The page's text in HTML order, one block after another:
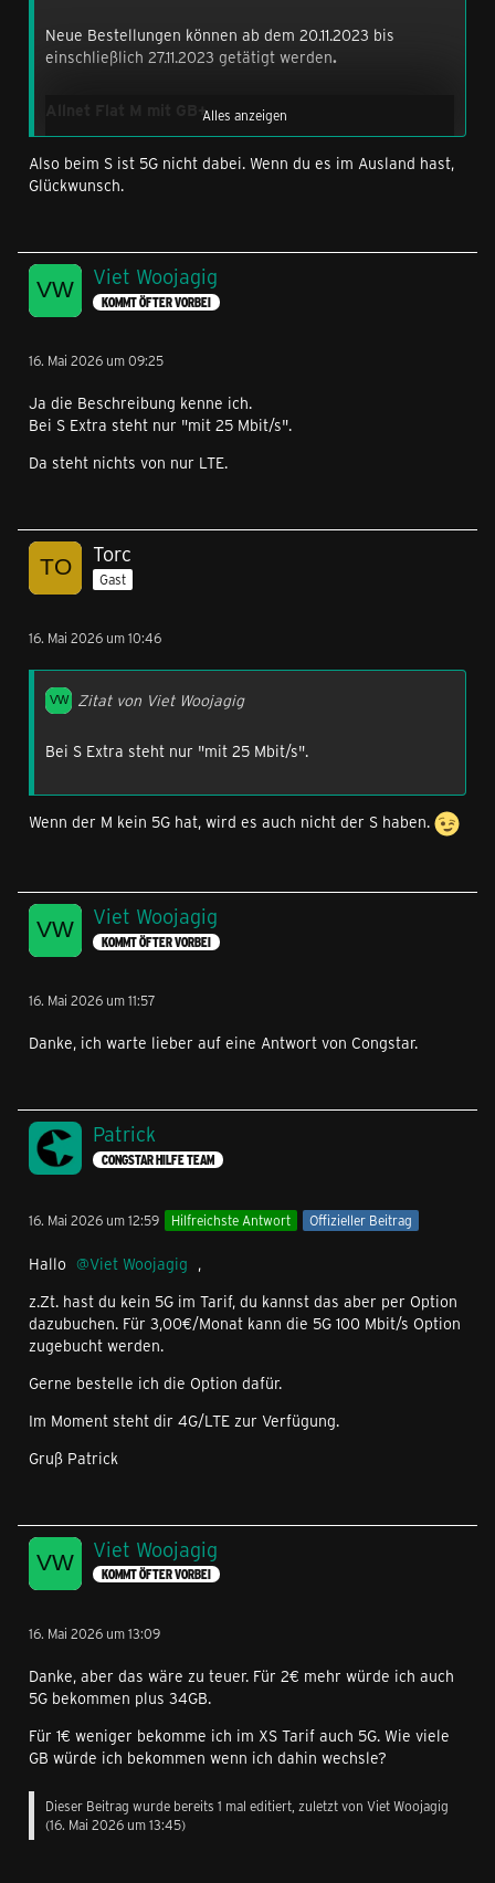
Neue Bestellungen können ab dem 20.11.2023 bis
einschließlich 27.11.2023 getätigt werden.
Allnet Flat M mit GB+
44 GB statt 10 GB inkl. LTE 50
buchbar mit und ohne Laufzeit
Allnet Flat S Extra mit GB+
buchbar mit und ohne Laufzeit
15,00 € statt 17,00 € monatlich
Alles anzeigen
Also beim S ist 5G nicht dabei. Wenn du es im Ausland hast,
Glückwunsch.
Viet Woojagig
KOMMT ÖFTER VORBEI
16. Mai 2026 um 09:25
Ja die Beschreibung kenne ich.
Bei S Extra steht nur "mit 25 Mbit/s".
Da steht nichts von nur LTE.
Torc
Gast
16. Mai 2026 um 10:46
Zitat von Viet Woojagig
Bei S Extra steht nur "mit 25 Mbit/s".
Wenn der M kein 5G hat, wird es auch nicht der S haben.
Viet Woojagig
KOMMT ÖFTER VORBEI
16. Mai 2026 um 11:57
Danke, ich warte lieber auf eine Antwort von Congstar.
Patrick
CONGSTAR HILFE TEAM
16. Mai 2026 um 12:59 Hilfreichste Antwort Offizieller Beitrag
Hallo Viet Woojagig ,
z.Zt. hast du kein 5G im Tarif, du kannst das aber per Option
dazubuchen. Für 3,00€/Monat kann die 5G 100 Mbit/s Option
zugebucht werden.
Gerne bestelle ich die Option dafür.
Im Moment steht dir 4G/LTE zur Verfügung.
Gruß Patrick
Viet Woojagig
KOMMT ÖFTER VORBEI
16. Mai 2026 um 13:09
Danke, aber das wäre zu teuer. Für 2€ mehr würde ich auch
5G bekommen plus 34GB.
Für 1€ weniger bekomme ich im XS Tarif auch 5G. Wie viele
GB würde ich bekommen wenn ich dahin wechsle?
Dieser Beitrag wurde bereits 1 mal editiert, zuletzt von Viet Woojagig
(16. Mai 2026 um 13:45)